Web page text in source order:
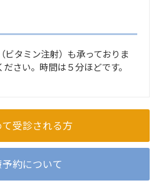
ビタミン注射）も承っておりま
さい。時間は５分ほどです。